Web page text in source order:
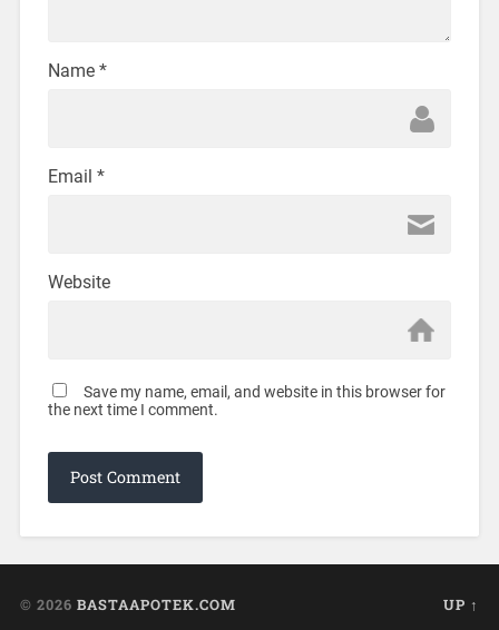
Name *
Email *
Website
Save my name, email, and website in this browser for
the next time I comment.
© 2026 BASTAAPOTEK.COM UP ↑